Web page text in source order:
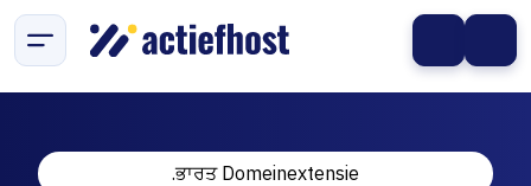
.ਭਾਰਤ Domeinextensie